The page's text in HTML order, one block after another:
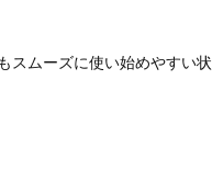
スムーズに使い始めやすい